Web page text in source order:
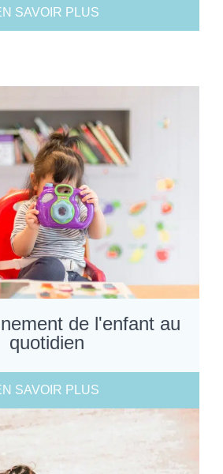
SAVOIR PLUS
de l'enfant au
quotidien
SAVOIR PLUS